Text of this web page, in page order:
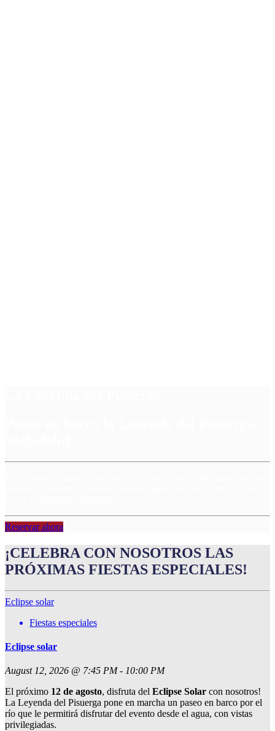
Reservar ahora
¡CELEBRA CON NOSOTROS LAS
PRÓXIMAS FIESTAS ESPECIALES!
Eclipse solar
Fiestas especiales
Eclipse solar
August 12, 2026 @ 7:45 PM - 10:00 PM
El próximo 12 de agosto, disfruta del Eclipse Solar con nosotros!
La Leyenda del Pisuerga pone en marcha un paseo en barco por el
río que le permitirá disfrutar del evento desde el agua, con vistas
privilegiadas.